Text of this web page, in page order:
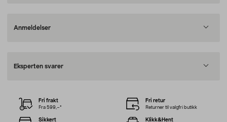
Anmeldelser
Eksperten svarer
Fri frakt
Fra 599,–*
Fri retur
Returner til valgfri butikk
Sikkert Klikk&Hent